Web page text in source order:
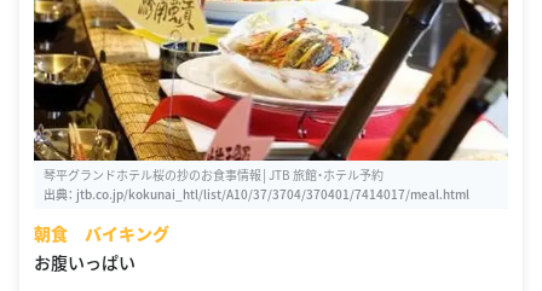
琴平グランドホテル桜の抄のお食事情報│JTB 旅館・ホテル予約
出典： jtb.co.jp/kokunai_htl/list/A10/37/3704/370401/7414017/meal.html
朝食 バイキング
お腹いっぱい